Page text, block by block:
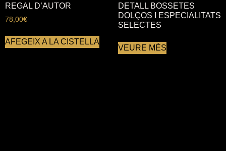
REGAL D’AUTOR
78,00€
AFEGEIX A LA CISTELLA
DETALL BOSSETES
DOLÇOS I ESPECIALITATS
SELECTES
VEURE MÉS